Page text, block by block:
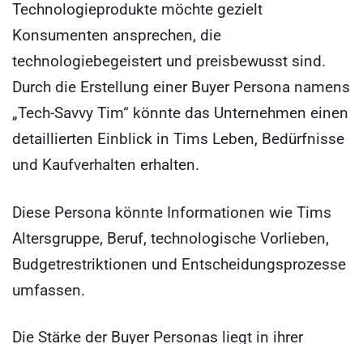
Technologieprodukte möchte gezielt
Konsumenten ansprechen, die
technologiebegeistert und preisbewusst sind.
Durch die Erstellung einer Buyer Persona namens
„Tech-Savvy Tim“ könnte das Unternehmen einen
detaillierten Einblick in Tims Leben, Bedürfnisse
und Kaufverhalten erhalten.
Diese Persona könnte Informationen wie Tims
Altersgruppe, Beruf, technologische Vorlieben,
Budgetrestriktionen und Entscheidungsprozesse
umfassen.
Die Stärke der Buyer Personas liegt in ihrer